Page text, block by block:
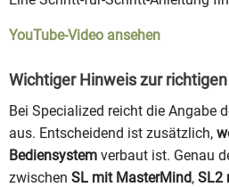
YouTube-Video ansehen
Wichtiger Hinweis zur
Bei Specialized reicht die Angabe
aus. Entscheidend ist zusätzlich,
Bediensystem verbaut ist. Genau
zwischen SL mit MasterMind, SL2